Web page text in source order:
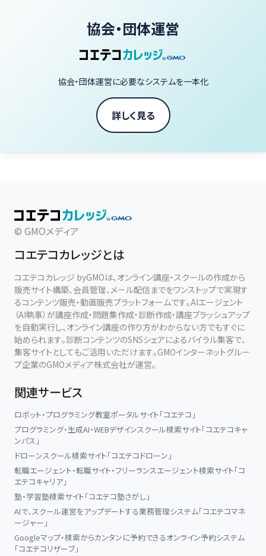
協会・団体運営
協会・団体運営に必要なシステムを一本化
詳しく見る
© GMOメディア
コエテコカレッジとは
コエテコカレッジ byGMOは、オンライン講座・スクールの作成から
販売サイト構築、会員管理、メール配信までをワンストップで実現す
るコンテンツ販売・動画販売プラットフォームです。AIエージェント
（AI執事）が講座作成・問題集作成・診断作成・講座ブラッシュアップ
を自動実行し、オンライン講座の作り方がわからない方でもすぐに
始められます。診断コンテンツのSNSシェアによるバイラル集客で、
集客サイトとしてもご活用いただけます。GMOインターネットグルー
プ企業のGMOメディア株式会社が運営。
関連サービス
ロボット・プログラミング教室ポータルサイト「コエテコ」
プログラミング・生成AI・WEBデザインスクール検索サイト「コエテコキャ
ンパス」
ドローンスクール検索サイト「コエテコドローン」
転職エージェント・転職サイト・フリーランスエージェント検索サイト「コ
エテコキャリア」
塾・学習塾検索サイト「コエテコ塾さがし」
AIで、スクール運営をアップデートする業務管理システム「コエテコマネ
ージャー」
Googleマップ・検索からカンタンに予約できるオンライン予約システム
「コエテコリザーブ」